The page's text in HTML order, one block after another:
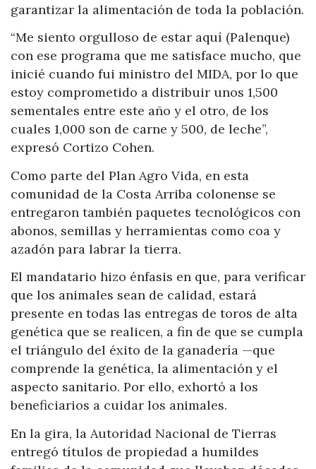
garantizar la alimentación de toda la población.
“Me siento orgulloso de estar aquí (Palenque)
con ese programa que me satisface mucho, que
inicié cuando fui ministro del MIDA, por lo que
estoy comprometido a distribuir unos 1,500
sementales entre este año y el otro, de los
cuales 1,000 son de carne y 500, de leche”,
expresó Cortizo Cohen.
Como parte del Plan Agro Vida, en esta
comunidad de la Costa Arriba colonense se
entregaron también paquetes tecnológicos con
abonos, semillas y herramientas como coa y
azadón para labrar la tierra.
El mandatario hizo énfasis en que, para verificar
que los animales sean de calidad, estará
presente en todas las entregas de toros de alta
genética que se realicen, a fin de que se cumpla
el triángulo del éxito de la ganadería —que
comprende la genética, la alimentación y el
aspecto sanitario. Por ello, exhortó a los
beneficiarios a cuidar los animales.
En la gira, la Autoridad Nacional de Tierras
entregó títulos de propiedad a humildes